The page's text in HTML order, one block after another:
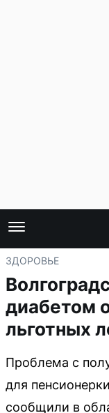
ЗДОРОВЬЕ
диабетом
льготных
Проблема с
для
сообщили в